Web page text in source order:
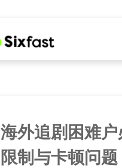
海外追剧困难
限制与卡顿问题